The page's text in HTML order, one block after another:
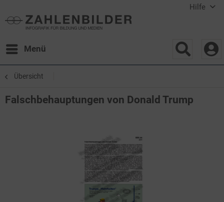
Hilfe
Menü
Übersicht
Falschbehauptungen von Donald Trump